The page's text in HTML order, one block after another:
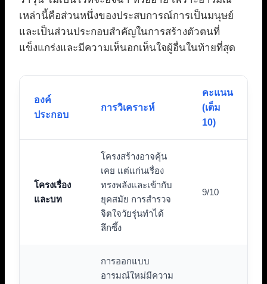
เหล่านี้คือส่วนหนึ่งของประสบการณ์การเป็นมนุษย์
และเป็นส่วนประกอบสำคัญในการสร้างตัวตนที่
แข็งแกร่งและมีความเห็นอกเห็นใจผู้อื่นในท้ายที่สุด
องค์
ประกอบ
การวิเคราะห์
คะแนน
(เต็ม
10)
โครงเรื่อง
และบท
โครงสร้างอาจคุ้น
เคย แต่แก่นเรื่อง
ทรงพลังและเข้ากับ
ยุคสมัย การสำรวจ
จิตใจวัยรุ่นทำได้
ลึกซึ้ง
9/10
การออกแบบ
อารมณ์ใหม่มีความ